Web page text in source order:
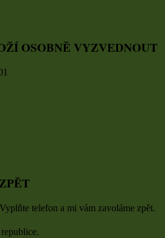
OSOBNĚ VYZVEDNOUT
telefon a mi vám zavoláme zpět.